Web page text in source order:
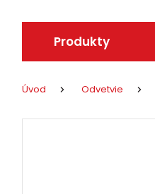
Produkty
Úvod Odvetvie